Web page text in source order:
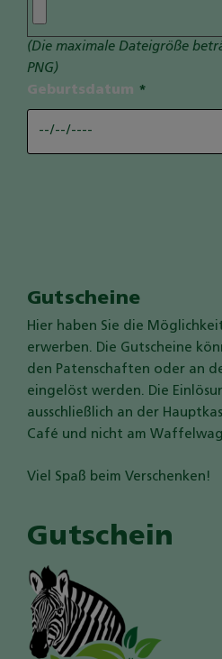
(Die maximale Dateigröße
PNG)
Geburtsdatum *
Gutscheine
Hier haben Sie die
erwerben. Die Gutscheine
den Patenschaften oder an
eingelöst werden. Die
ausschließlich an der
Café und nicht am
Viel Spaß beim Verschenken!
Gutschein